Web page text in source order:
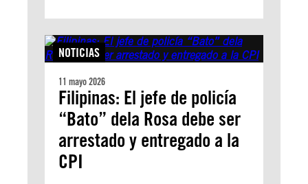
NOTICIAS
11 mayo 2026
Filipinas: El jefe de policía
“Bato” dela Rosa debe ser
arrestado y entregado a la
CPI